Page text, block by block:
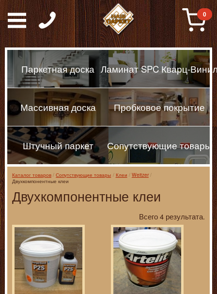
Паркет, Штучный
0
Паркетная доска Ламинат SPC Кварц-
Массивная доска Пробковое покрытие
Штучный паркет Сопутствующие товары
Каталог товаров Сопутствующие товары Клеи
Weitzer
Двухкомпонентные клеи
Двухкомпонентные клеи
Всего 4 результата.